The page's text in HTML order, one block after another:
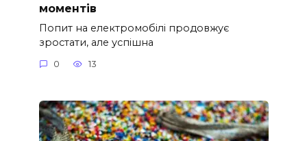
моментів
Попит на електромобілі продовжує
зростати, але успішна
0 13